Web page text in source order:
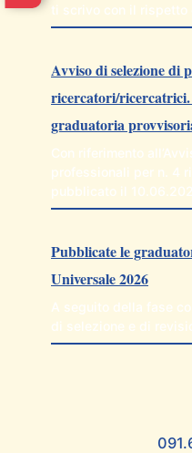
ti scrivo con il rispetto
Avviso di selezione di
ricercatori/
graduatoria
Con riferimento
professionali per n. 4
pubblicato il
Pubblicate le
Universale 2026
A seguito della fase
di selezione e di